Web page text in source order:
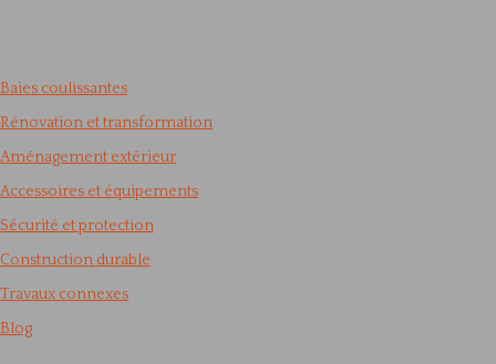
Baies coulissantes
Rénovation et transformation
Aménagement extérieur
Accessoires et équipements
Sécurité et protection
Construction durable
Travaux connexes
Blog